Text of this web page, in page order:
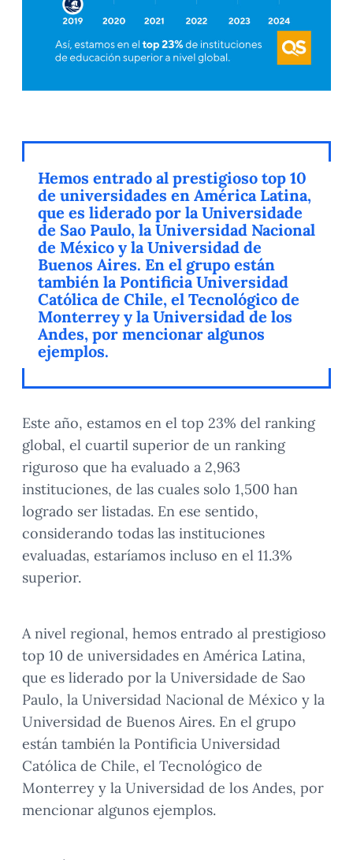
Hemos entrado al prestigioso top 10
de universidades en América Latina,
que es liderado por la Universidade
de Sao Paulo, la Universidad Nacional
de México y la Universidad de
Buenos Aires. En el grupo están
también la Pontificia Universidad
Católica de Chile, el Tecnológico de
Monterrey y la Universidad de los
Andes, por mencionar algunos
ejemplos.
Este año, estamos en el top 23% del ranking
global, el cuartil superior de un ranking
riguroso que ha evaluado a 2,963
instituciones, de las cuales solo 1,500 han
logrado ser listadas. En ese sentido,
considerando todas las instituciones
evaluadas, estaríamos incluso en el 11.3%
superior.
A nivel regional, hemos entrado al prestigioso
top 10 de universidades en América Latina,
que es liderado por la Universidade de Sao
Paulo, la Universidad Nacional de México y la
Universidad de Buenos Aires. En el grupo
están también la Pontificia Universidad
Católica de Chile, el Tecnológico de
Monterrey y la Universidad de los Andes, por
mencionar algunos ejemplos.